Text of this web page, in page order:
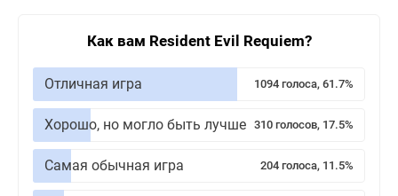
Как вам Resident Evil Requiem?
Отличная игра 1094 голоса, 61.7%
Хорошо, но могло быть лучше 310 голосов, 17.5%
Самая обычная игра 204 голоса, 11.5%